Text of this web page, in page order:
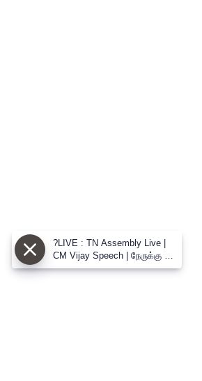
?LIVE : TN Assembly Live |
CM Vijay Speech | நேருக்கு நேர்
CM விஜய் vs உதய் மோதல்